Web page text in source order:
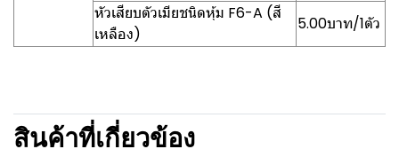
หัวเสียบตัวเมียชนิดหุ้ม F6-A (สี
เหลือง)
5.00บาท/1ตัว
สินค้าที่เกี่ยวข้อง